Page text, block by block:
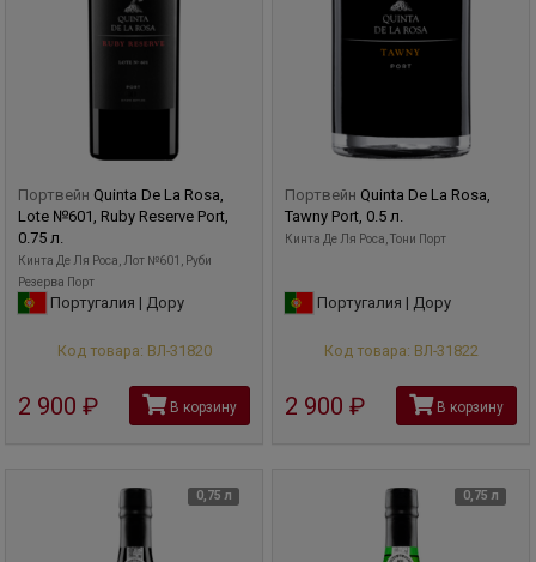
Портвейн Quinta De La Rosa,
Lote №601, Ruby Reserve Port,
0.75 л.
Кинта Де Ля Роса, Лот №601, Руби
Резерва Порт
Португалия | Дору
Код товара: ВЛ-31820
2 900 руб В корзину
Портвейн Quinta De La Rosa,
Tawny Port, 0.5 л.
Кинта Де Ля Роса, Тони Порт
Португалия | Дору
Код товара: ВЛ-31822
2 900 руб В корзину
0,75 л 0,75 л